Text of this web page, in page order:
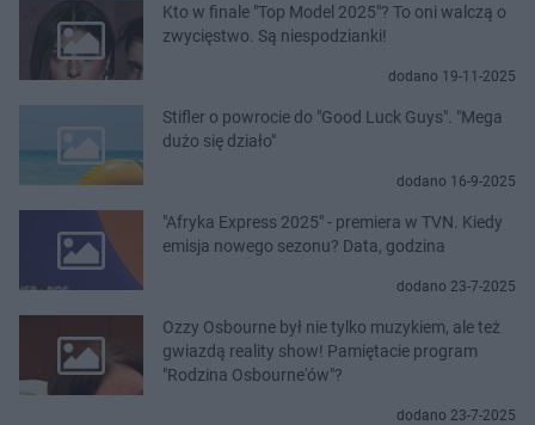
Kto w finale "Top Model 2025"? To oni walczą o
zwycięstwo. Są niespodzianki!
dodano 19-11-2025
Stifler o powrocie do "Good Luck Guys". "Mega
dużo się działo"
dodano 16-9-2025
"Afryka Express 2025" - premiera w TVN. Kiedy
emisja nowego sezonu? Data, godzina
dodano 23-7-2025
Ozzy Osbourne był nie tylko muzykiem, ale też
gwiazdą reality show! Pamiętacie program
"Rodzina Osbourne'ów"?
dodano 23-7-2025